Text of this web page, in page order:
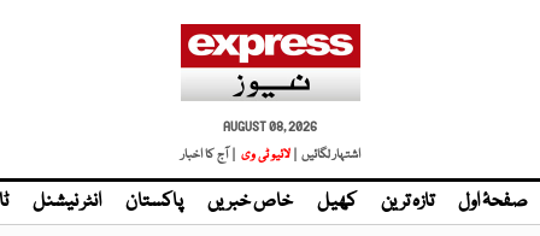
AUGUST 08, 2026
اشتہار لگائیں | لائیو ٹی وی | آج کا اخبار
صفحۂ اول تازہ ترین کھیل خاص خبریں پاکستان انٹر نیشنل